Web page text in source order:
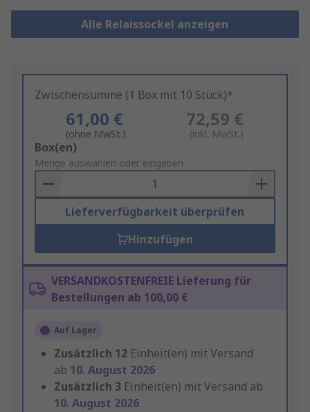
Alle Relaissockel anzeigen
Zwischensumme (1 Box mit 10 Stück)*
61,00 €
(ohne MwSt.)
72,59 €
(inkl. MwSt.)
Add
to
Basket
Box(en)
Menge auswählen oder eingeben
Lieferverfügbarkeit überprüfen
Hinzufügen
VERSANDKOSTENFREIE Lieferung für
Bestellungen ab 100,00 €
Auf Lager
Zusätzlich 12 Einheit(en) mit Versand
ab 10. August 2026
Zusätzlich 3 Einheit(en) mit Versand ab
10. August 2026